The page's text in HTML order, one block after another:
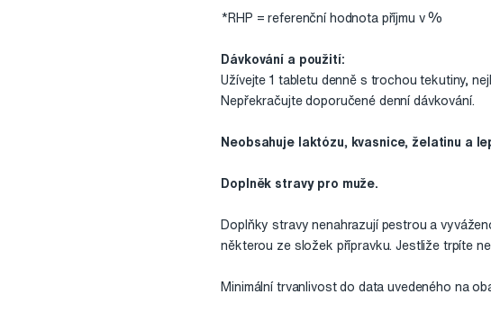
*RHP = referenční hodnota příjmu v %
Dávkování a použití:
Užívejte 1 tabletu denně s trochou tekutiny,
Nepřekračujte doporučené denní dávkování.
Neobsahuje laktózu, kvasnice, želatinu a
Doplněk stravy pro muže.
Doplňky stravy nenahrazují pestrou a
některou ze složek přípravku. Jestliže trpíte
Minimální trvanlivost do data uvedeného na